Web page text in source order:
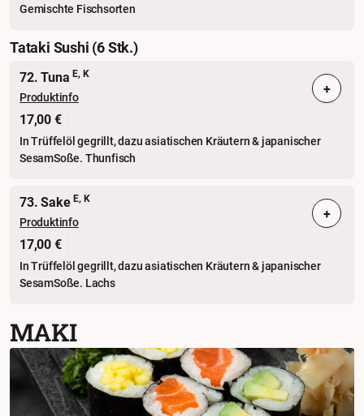
Gemischte Fischsorten
Tataki Sushi (6 Stk.)
72. TunaE, K
Produktinfo
17,00 €
In Trüffelöl gegrillt, dazu asiatischen Kräutern & japanischer
SesamSoße. Thunfisch
+
73. SakeE, K
Produktinfo
17,00 €
In Trüffelöl gegrillt, dazu asiatischen Kräutern & japanischer
SesamSoße. Lachs
+
MAKI